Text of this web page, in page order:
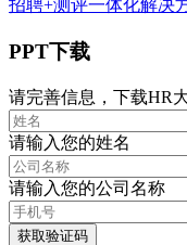
招聘+测评一体化解决
PPT下载
请完善信息，下载HR
请输入您的姓名
请输入您的公司名称
获取验证码